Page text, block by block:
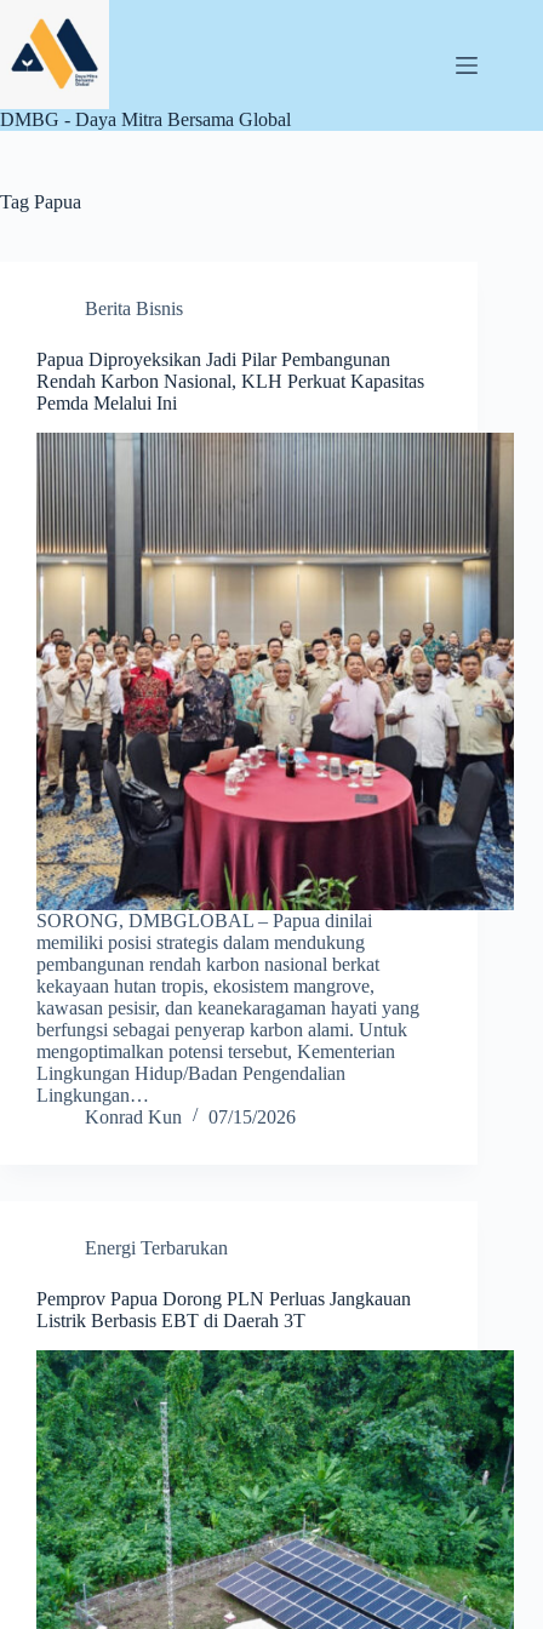
content
DMBG - Daya Mitra Bersama Global
Tag Papua
Berita Bisnis
Papua Diproyeksikan Jadi Pilar Pembangunan
Rendah Karbon Nasional, KLH Perkuat Kapasitas
Pemda Melalui Ini
SORONG, DMBGLOBAL – Papua dinilai
memiliki posisi strategis dalam mendukung
pembangunan rendah karbon nasional berkat
kekayaan hutan tropis, ekosistem mangrove,
kawasan pesisir, dan keanekaragaman hayati yang
berfungsi sebagai penyerap karbon alami. Untuk
mengoptimalkan potensi tersebut, Kementerian
Lingkungan Hidup/Badan Pengendalian
Lingkungan…
Konrad Kun
07/15/2026
Energi Terbarukan
Pemprov Papua Dorong PLN Perluas Jangkauan
Listrik Berbasis EBT di Daerah 3T